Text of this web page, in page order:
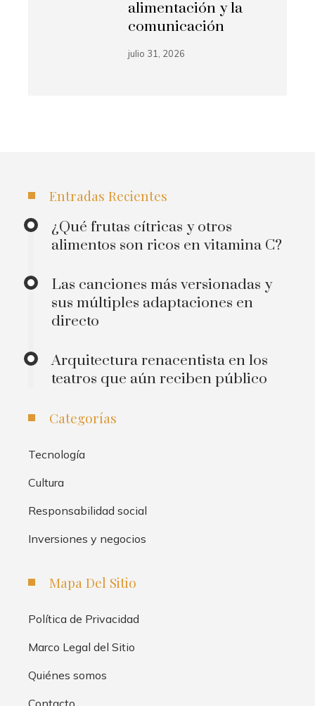
alimentación y la
comunicación
julio 31, 2026
Entradas Recientes
¿Qué frutas cítricas y otros
alimentos son ricos en vitamina C?
Las canciones más versionadas y
sus múltiples adaptaciones en
directo
Arquitectura renacentista en los
teatros que aún reciben público
Categorías
Tecnología
Cultura
Responsabilidad social
Inversiones y negocios
Mapa Del Sitio
Política de Privacidad
Marco Legal del Sitio
Quiénes somos